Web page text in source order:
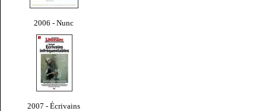
2006 - Nunc
2007 - Écrivains